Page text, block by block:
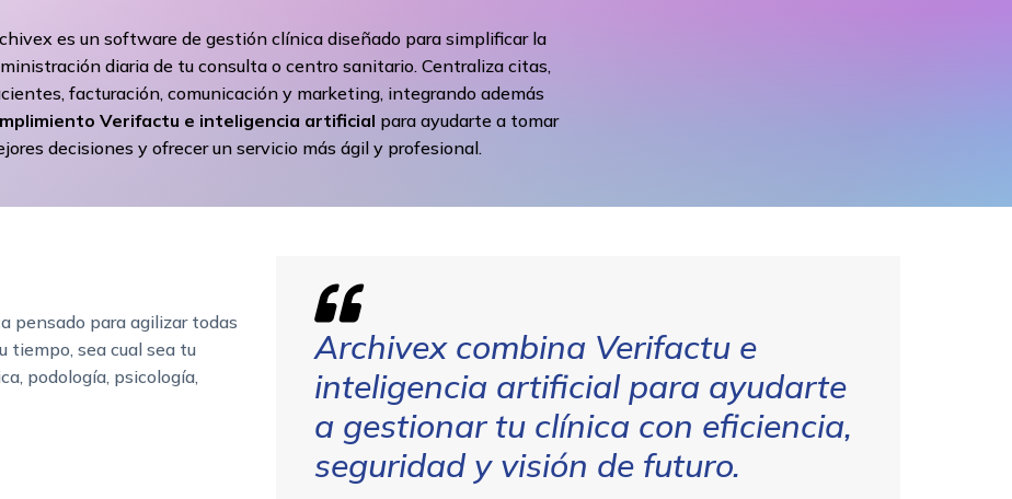
es un software de gestión clínica diseñado para simplificar la
diaria de tu consulta o centro sanitario. Centraliza citas,
facturación, comunicación y marketing, integrando además
Verifactu e inteligencia artificial para ayudarte a tomar
decisiones y ofrecer un servicio más ágil y profesional.
pensado para agilizar todas
tiempo, sea cual sea tu
podología, psicología,
Archivex combina Verifactu e
inteligencia artificial para ayudarte
a gestionar tu clínica con eficiencia,
seguridad y visión de futuro.